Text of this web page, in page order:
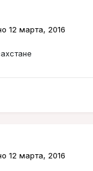
12 марта, 2016
12 марта, 2016